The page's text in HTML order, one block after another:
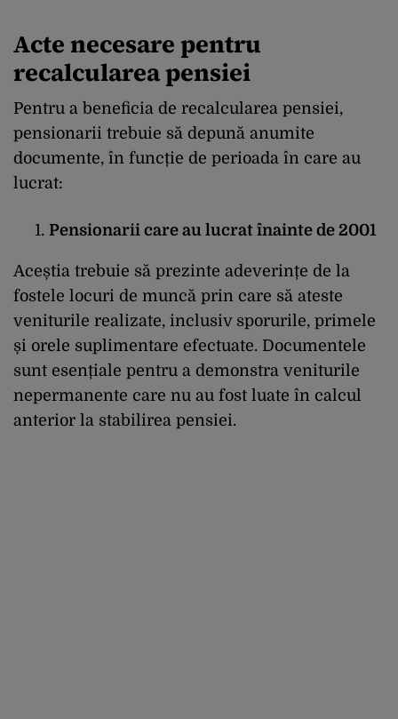
Acte necesare pentru
recalcularea pensiei
Pentru a beneficia de recalcularea pensiei,
pensionarii trebuie să depună anumite
documente, în funcție de perioada în care au
lucrat:​
Pensionarii care au lucrat înainte de 2001
Aceștia trebuie să prezinte adeverințe de la
fostele locuri de muncă prin care să ateste
veniturile realizate, inclusiv sporurile, primele
și orele suplimentare efectuate. Documentele
sunt esențiale pentru a demonstra veniturile
nepermanente care nu au fost luate în calcul
anterior la stabilirea pensiei.